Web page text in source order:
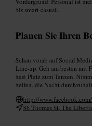
bis smart-casual.
Planen Sie Ihren
Schau vorab auf Social
Line-up. Geh am besten mit
hast Platz zum Tanzen.
helfen, die Nacht
http://
86 Thomas St, The